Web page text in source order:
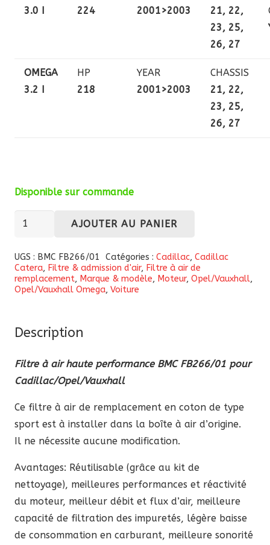
3.0 I
224
2001>2003
21, 22,
23, 25,
26, 27
OMEGA
3.2 I
HP
218
YEAR
2001>2003
CHASSIS
21, 22,
23, 25,
26, 27
Disponible sur commande
quantité
Filtre
à
air
BMC
pour
Cadillac/Opel/Vauxhall
AJOUTER AU PANIER
UGS : BMC FB266/01 Catégories : Cadillac, Cadillac
Catera, Filtre & admission d'air, Filtre à air de
remplacement, Marque & modèle, Moteur, Opel/Vauxhall,
Opel/Vauxhall Omega, Voiture
Description
Filtre à air haute performance BMC FB266/01 pour
Cadillac/Opel/Vauxhall
Ce filtre à air de remplacement en coton de type
sport est à installer dans la boîte à air d’origine.
Il ne nécessite aucune modification.
Avantages: Réutilisable (grâce au kit de
nettoyage), meilleures performances et réactivité
du moteur, meilleur débit et flux d’air, meilleure
capacité de filtration des impuretés, légère baisse
de consommation en carburant, meilleure sonorité